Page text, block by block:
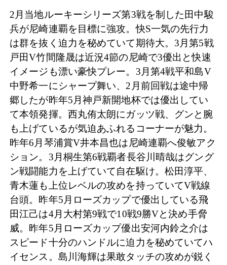
2月当地ルーキーシリーズ第3戦を制した田中駿
兵が尼崎連覇を目標に強攻。快S一気の先行力
は群を抜く迫力を秘めていて期待大。3月第5戦
戸田V竹間隆晟は近況4節の尼崎で3優出と快速
イメージも漂い豪快プレー。3月第4戦平和島V
中野希一にシャープ舞い、2月前回戦は途中帰
郷したが昨年5月神戸新開地杯では優出してい
て本領発揮。西丸侑太朗にガッツ戦、グンと腕
も上げているが気迫あふれるコーナーが魅力。
昨年6月琴浦賞V井本昌也は尼崎連覇へ俊敏アク
ション。3月桐生第6戦覇者長谷川晴哉はグング
ン戦闘能力を上げていて自在駆け。松田淳平、
青木蓮も上位レベルの攻めを持っていてV戦線
台頭。昨年5月ローズカップで優出している飛
田江己は4月大村第9戦で10戦9勝Vと決め手脅
威。昨年5月ローズカップ優出安河内鈴之介は
スピード十分のハンドルに迫力を秘めていてハ
イセンス。島川海輝は果敢タッチの攻めが鋭く